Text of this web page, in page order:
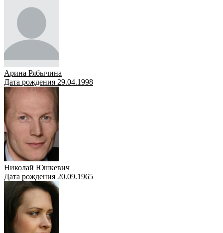
Арина Рябычина
Дата рождения 29.04.1998
Николай Юшкевич
Дата рождения 20.09.1965